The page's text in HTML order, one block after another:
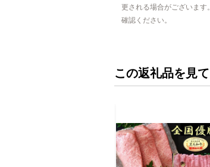
更される場合がございま
確認ください。
この返礼品を見